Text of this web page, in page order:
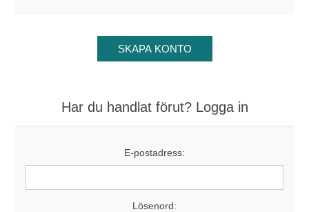
Har du handlat förut? Logga in
E-postadress:
Lösenord: